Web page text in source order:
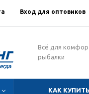
Вход для оптовиков
Всё для
рыбалки
КАК КУПИТЬ